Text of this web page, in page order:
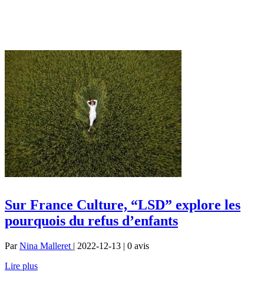
Sur France Culture, “LSD” explore les
pourquois du refus d’enfants
ParNina Malleret | 2022-12-13 | 0 avis
Lire plus